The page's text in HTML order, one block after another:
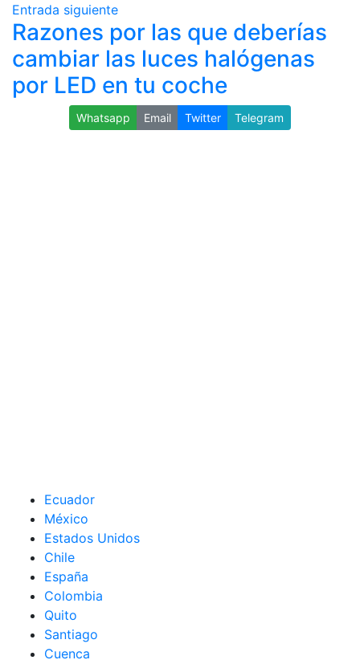
Entrada siguiente
Razones por las que deberías
cambiar las luces halógenas
por LED en tu coche
Whatsapp Email Twitter Telegram
Ecuador
México
Estados Unidos
Chile
España
Colombia
Quito
Santiago
Cuenca